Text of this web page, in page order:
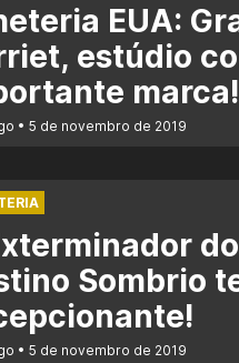
EUA:
estúdio
marca!
5 de novembro de 2019
Sombrio
5 de novembro de 2019